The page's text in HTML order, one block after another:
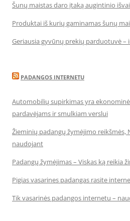
Šunų maistas daro įtaką augintinio
Produktai iš kurių gaminamas šunų
Geriausia gyvūnų prekių parduotuvė –
PADANGOS INTERNETU
Automobilių supirkimas yra
pardavėjams ir smulkiam verslui
Žieminių padangų žymėjimo reikšmės,
naudojant
Padangų žymėjimas – Viskas ką reikia
Pigias vasarines padangas rasite
Tik vasarinės padangos internetu –